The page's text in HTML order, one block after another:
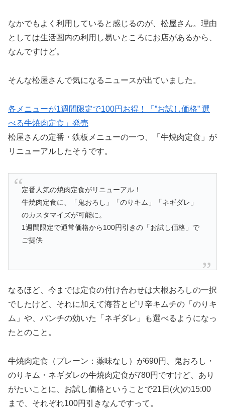
なかでもよく利用していると感じるのが、松屋さん。理由
としては生活圏内の利用し易いところにお店があるから、
なんですけど。
そんな松屋さんで気になるニュースが出ていました。
各メニューが1週間限定で100円お得！「”お試し価格” 選
べる牛焼肉定食」発売
松屋さんの定番・鉄板メニューの一つ、「牛焼肉定食」が
リニューアルしたそうです。
定番人気の焼肉定食がリニューアル！
牛焼肉定食に、「鬼おろし」「のりキム」「ネギダレ」
のカスタマイズが可能に。
1週間限定で通常価格から100円引きの「お試し価格」で
ご提供
なるほど、今までは定食の付け合わせは大根おろしの一択
でしたけど、それに加えて海苔とピリ辛キムチの「のりキ
ム」や、パンチの効いた「ネギダレ」も選べるようになっ
たとのこと。
牛焼肉定食（プレーン：薬味なし）が690円、鬼おろし・
のりキム・ネギダレの牛焼肉定食が780円ですけど、あり
がたいことに、お試し価格ということで21日(火)の15:00
まで、それぞれ100円引きなんですって。